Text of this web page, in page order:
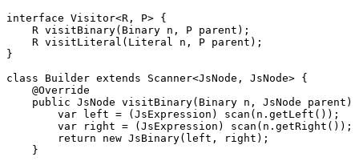
interface Visitor<R, P> {
    R visitBinary(Binary n, P parent);
    R visitLiteral(Literal n, P parent);
}
class Builder extends Scanner<JsNode, JsNode> {
    @Override
public JsNode visitBinary(Binary n, JsNode parent)
        var left = (JsExpression) scan(n.getLeft());
        var right = (JsExpression) scan(n.getRight());
        return new JsBinary(left, right);
    }